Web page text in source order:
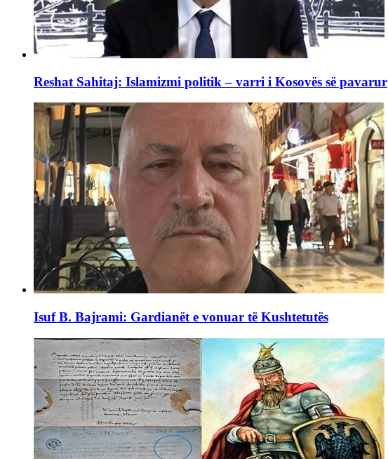
Reshat Sahitaj: Islamizmi politik – varri i Kosovës së pavarur
Isuf B. Bajrami: Gardianët e vonuar të Kushtetutës